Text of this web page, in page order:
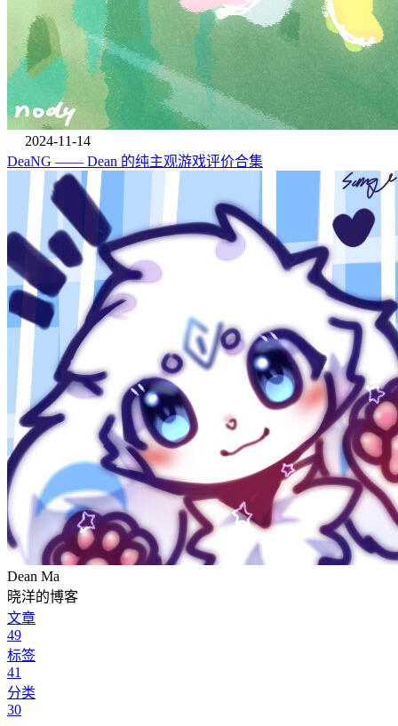
2024-11-14
DeaNG —— Dean 的纯主观游戏评价合集
Dean Ma
晓洋的博客
文章
49
标签
41
分类
30